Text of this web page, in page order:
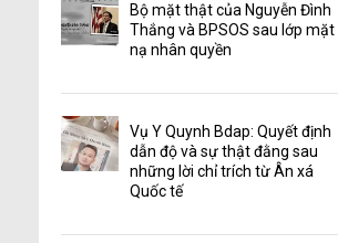
Bộ mặt thật của Nguyễn Đình
Thắng và BPSOS sau lớp mặt
nạ nhân quyền
Vụ Y Quynh Bdap: Quyết định
dẫn độ và sự thật đằng sau
những lời chỉ trích từ Ân xá
Quốc tế